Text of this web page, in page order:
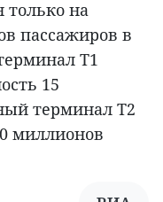
только на
пассажиров в
T1
15
терминал T2
миллионов